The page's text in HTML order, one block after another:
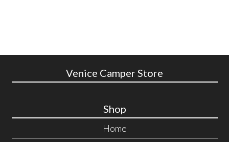
Venice Camper Store
Shop
Home